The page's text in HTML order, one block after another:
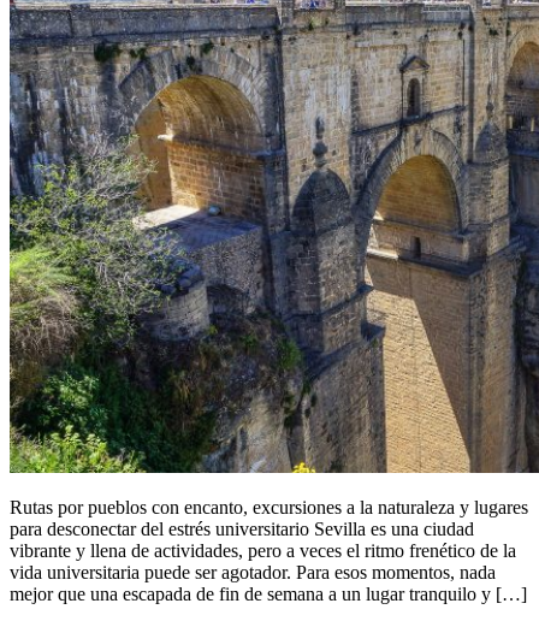
Rutas por pueblos con encanto, excursiones a la naturaleza y lugares
para desconectar del estrés universitario Sevilla es una ciudad
vibrante y llena de actividades, pero a veces el ritmo frenético de la
vida universitaria puede ser agotador. Para esos momentos, nada
mejor que una escapada de fin de semana a un lugar tranquilo y […]